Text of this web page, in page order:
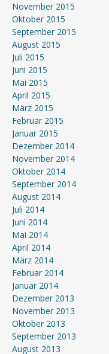
November 2015
Oktober 2015
September 2015
August 2015
Juli 2015
Juni 2015
Mai 2015
April 2015
März 2015
Februar 2015
Januar 2015
Dezember 2014
November 2014
Oktober 2014
September 2014
August 2014
Juli 2014
Juni 2014
Mai 2014
April 2014
März 2014
Februar 2014
Januar 2014
Dezember 2013
November 2013
Oktober 2013
September 2013
August 2013